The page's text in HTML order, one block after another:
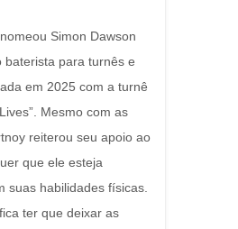
Simon Dawson
baterista para turnês e
em 2025 com a turnê
Mesmo com as
reiterou seu apoio ao
que ele esteja
suas habilidades físicas.
ter que deixar as